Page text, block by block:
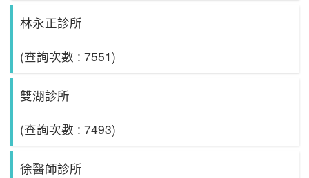
林永正診所
(查詢次數 : 7551)
雙湖診所
(查詢次數 : 7493)
徐醫師診所